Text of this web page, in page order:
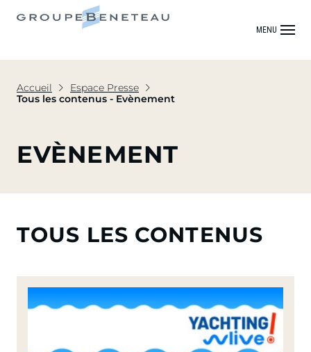
MENU
Accueil
Espace Presse
Tous les contenus - Evènement
EVÈNEMENT
TOUS LES CONTENUS